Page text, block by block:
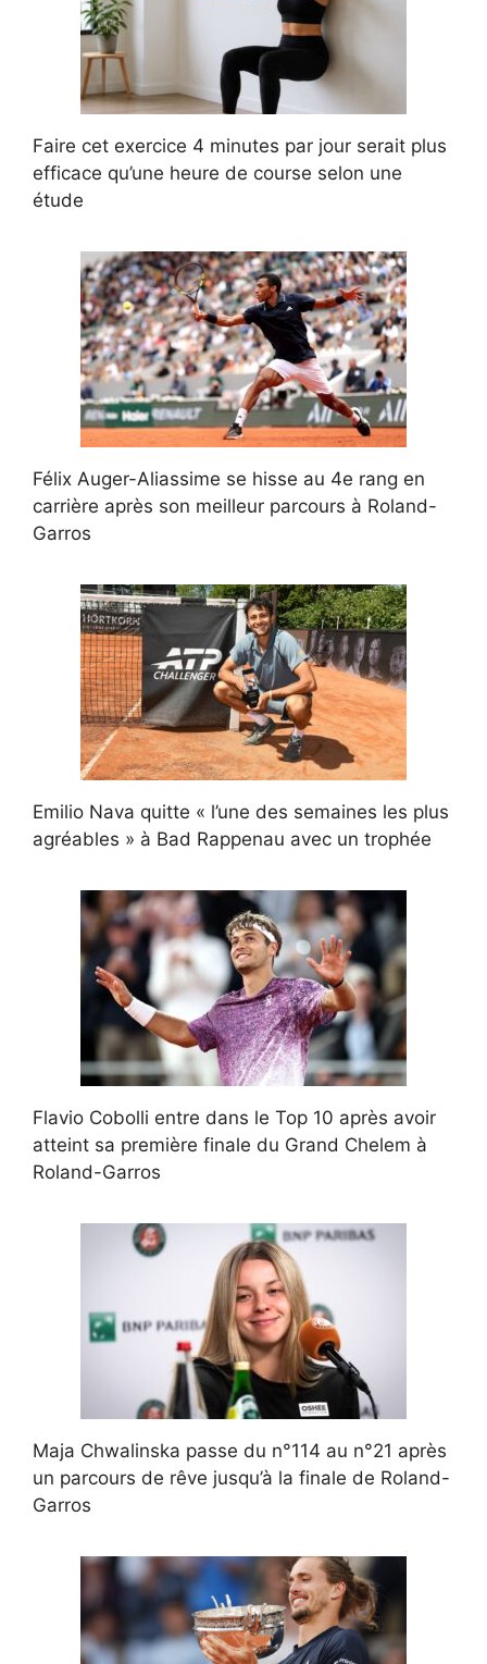
Faire cet exercice 4 minutes par jour serait plus
efficace qu’une heure de course selon une
étude
Félix Auger-Aliassime se hisse au 4e rang en
carrière après son meilleur parcours à Roland-
Garros
Emilio Nava quitte « l’une des semaines les plus
agréables » à Bad Rappenau avec un trophée
Flavio Cobolli entre dans le Top 10 après avoir
atteint sa première finale du Grand Chelem à
Roland-Garros
Maja Chwalinska passe du n°114 au n°21 après
un parcours de rêve jusqu’à la finale de Roland-
Garros